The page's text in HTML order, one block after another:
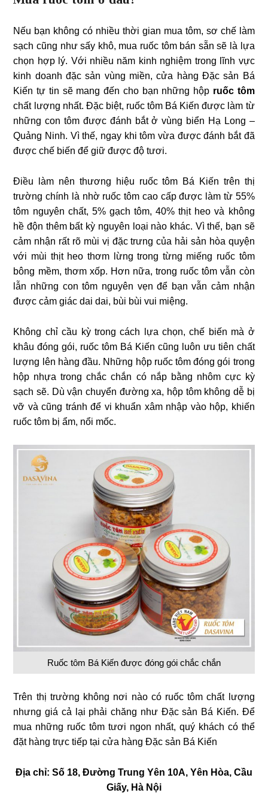
Nếu bạn không có nhiều thời gian mua tôm, sơ chế làm
sạch cũng như sấy khô, mua ruốc tôm bán sẵn sẽ là lựa
chọn hợp lý. Với nhiều năm kinh nghiệm trong lĩnh vực
kinh doanh đặc sản vùng miền, cửa hàng Đặc sản Bá
Kiến tự tin sẽ mang đến cho bạn những hộp ruốc tôm
chất lượng nhất. Đặc biệt, ruốc tôm Bá Kiến được làm từ
những con tôm được đánh bắt ở vùng biển Hạ Long –
Quảng Ninh. Vì thế, ngay khi tôm vừa được đánh bắt đã
được chế biến để giữ được độ tươi.
Điều làm nên thương hiệu ruốc tôm Bá Kiến trên thị
trường chính là nhờ ruốc tôm cao cấp được làm từ 55%
tôm nguyên chất, 5% gạch tôm, 40% thịt heo và không
hề độn thêm bất kỳ nguyên loại nào khác. Vì thế, bạn sẽ
cảm nhận rất rõ mùi vị đặc trưng của hải sản hòa quyện
với mùi thịt heo thơm lừng trong từng miếng ruốc tôm
bông mềm, thơm xốp. Hơn nữa, trong ruốc tôm vẫn còn
lẫn những con tôm nguyên vẹn để bạn vẫn cảm nhận
được cảm giác dai dai, bùi bùi vui miệng.
Không chỉ cầu kỳ trong cách lựa chọn, chế biến mà ở
khâu đóng gói, ruốc tôm Bá Kiến cũng luôn ưu tiên chất
lượng lên hàng đầu. Những hộp ruốc tôm đóng gói trong
hộp nhựa trong chắc chắn có nắp bằng nhôm cực kỳ
sạch sẽ. Dù vận chuyển đường xa, hộp tôm không dễ bị
vỡ và cũng tránh để vi khuẩn xâm nhập vào hộp, khiến
ruốc tôm bị ẩm, nổi mốc.
Ruốc tôm Bá Kiến được đóng gói chắc chắn
Trên thị trường không nơi nào có ruốc tôm chất lượng
nhưng giá cả lại phải chăng như Đặc sản Bá Kiến. Để
mua những ruốc tôm tươi ngon nhất, quý khách có thể
đặt hàng trực tiếp tại cửa hàng Đặc sản Bá Kiến
Địa chỉ: Số 18, Đường Trung Yên 10A, Yên Hòa, Cầu
Giấy, Hà Nội